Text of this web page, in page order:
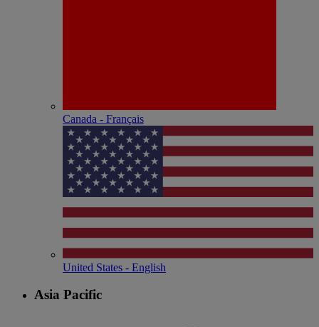
Canada - Français
United States - English
Asia Pacific